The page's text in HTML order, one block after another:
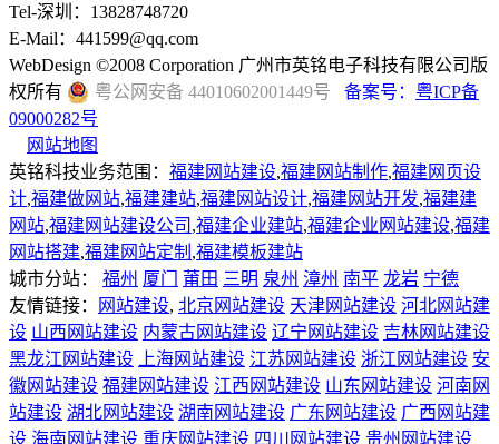
Tel-深圳：13828748720
E-Mail：441599@qq.com
WebDesign ©2008 Corporation 广州市英铭电子科技有限公司版
权所有
粤公网安备 44010602001449号 备案号： 粤ICP备
09000282号
网站地图
英铭科技业务范围： 福建网站建设,福建网站制作,福建网页设
计,福建做网站,福建建站,福建网站设计,福建网站开发,福建建
网站,福建网站建设公司 ,福建企业建站,福建企业网站建设,福建
网站搭建,福建网站定制 ,福建模板建站
城市分站： 福州 厦门 莆田 三明 泉州 漳州 南平 龙岩 宁德
友情链接：
网站建设, 北京网站建设 天津网站建设 河北网站建
设 山西网站建设 内蒙古网站建设 辽宁网站建设 吉林网站建设
黑龙江网站建设
上海网站建设 江苏网站建设 浙江网站建设 安
徽网站建设 福建网站建设 江西网站建设 山东网站建设 河南网
站建设 湖北网站建设 湖南网站建设 广东网站建设 广西网站建
设 海南网站建设 重庆网站建设 四川网站建设 贵州网站建设